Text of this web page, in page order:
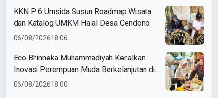
KKN P 6 Umsida Susun Roadmap Wisata
dan Katalog UMKM Halal Desa Cendono
06/08/202618:06
Eco Bhinneka Muhammadiyah Kenalkan
Inovasi Perempuan Muda Berkelanjutan di
Muktamar Nasyiatul Aisyiyah
06/08/202618:00